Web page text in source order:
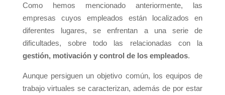
Como hemos mencionado anteriormente, las
empresas cuyos empleados están localizados en
diferentes lugares, se enfrentan a una serie de
dificultades, sobre todo las relacionadas con la
gestión, motivación y control de los empleados.
Aunque persiguen un objetivo común, los equipos de
trabajo virtuales se caracterizan, además de por estar